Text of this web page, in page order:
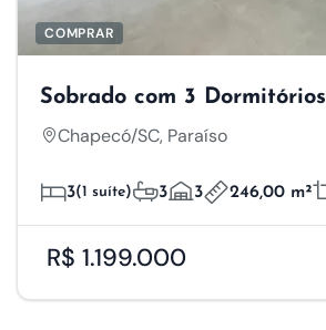
COMPRAR
Sobrado com 3 Dormitórios
Chapecó/SC, Paraíso
3(1 suíte) 3 3 246,00 m²
R$ 1.199.000